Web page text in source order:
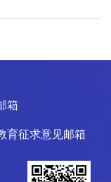
箱
育征求意见邮箱